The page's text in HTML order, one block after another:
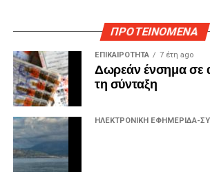
ΠΡΟΤΕΙΝΟΜΕΝΑ
ΕΠΙΚΑΙΡΟΤΗΤΑ 7 έτη ago
Δωρεάν ένσημα σε
τη σύνταξη
ΗΛΕΚΤΡΟΝΙΚΗ ΕΦΗΜΕΡΙΔΑ-